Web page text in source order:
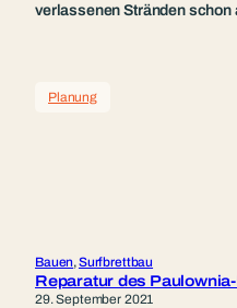
verlassenen Stränden schon
Planung
Bauen, Surfbrettbau
Reparatur des
29. September 2021